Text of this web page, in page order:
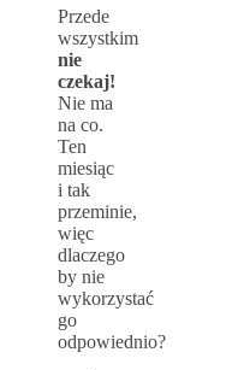
Przede
wszystkim
nie
czekaj!
Nie ma
na co.
Ten
miesiąc
i tak
przeminie,
więc
dlaczego
by nie
wykorzystać
go
odpowiednio?